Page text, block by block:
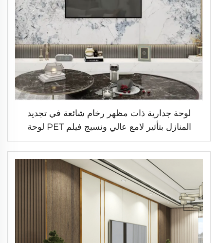
لوحة جدارية ذات مظهر رخام شائعة في تجديد
المنازل بتأثير لامع عالي ونسيج فيلم PET لوحة
WPC صلبة